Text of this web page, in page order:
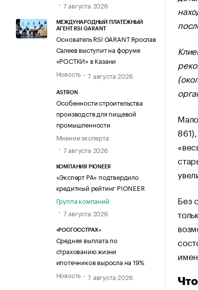
7 августа 2026
МЕЖДУНАРОДНЫЙ ПЛАТЁЖНЫЙ
АГЕНТ RSI GARANT
Основатель RSI GARANT Ярослав
Салеев выступит на форуме
«РОСТКИ» в Казани
Новость
7 августа 2026
ASTRON
Особенности строительства
производств для пищевой
промышленности
Мнение эксперта
7 августа 2026
КОМПАНИЯ PIONEER
«Эксперт РА» подтвердило
кредитный рейтинг PIONEER
Группа компаний
7 августа 2026
«РОСГОССТРАХ»
Средняя выплата по
страхованию жизни
ипотечников выросла на 19%
Новость
7 августа 2026
Без